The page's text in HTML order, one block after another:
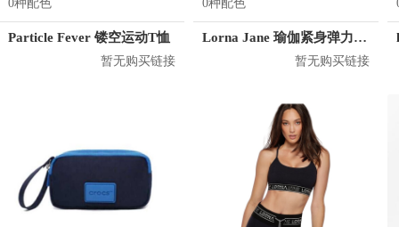
0种配色
Particle Fever 镂空运动T恤
暂无购买链接
0种配色
Lorna Jane 瑜伽紧身弹力透气运动长裤 062085
暂无购买链接